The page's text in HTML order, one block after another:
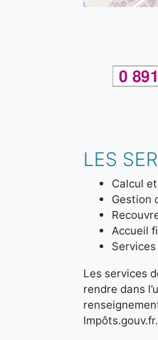
LES
Calcul
Gestion
Accueil
Les services
rendre dans
Impôts.gouv.fr.